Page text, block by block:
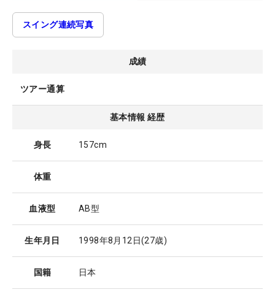
スイング連続写真
成績
ツアー通算
基本情報 経歴
身長 157cm
体重
血液型 AB型
生年月日 1998年8月12日(27歳)
国籍 日本